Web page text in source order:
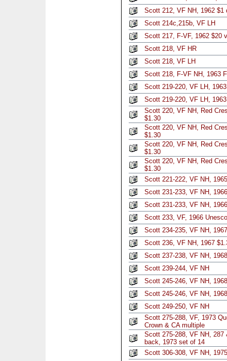
Scott 212, VF NH, 1962 $1
Scott 214c,215b, VF LH
Scott 217, F-VF, 1962 $20
Scott 218, VF HR
Scott 218, VF LH
Scott 218, F-VF NH, 1963
Scott 219-220, VF LH,
Scott 219-220, VF LH,
Scott 220, VF NH, Red
$1.30
Scott 220, VF NH, Red
$1.30
Scott 220, VF NH, Red
$1.30
Scott 220, VF NH, Red
$1.30
Scott 221-222, VF NH,
Scott 231-233, VF NH,
Scott 231-233, VF NH,
Scott 233, VF, 1966
Scott 234-235, VF NH,
Scott 236, VF NH, 1967
Scott 237-238, VF NH,
Scott 239-244, VF NH
Scott 245-246, VF NH,
Scott 245-246, VF NH,
Scott 249-250, VF NH
Scott 275-288, VF, 1973
Crown & CA multiple
Scott 275-288, VF NH, 287
back, 1973 set of 14
Scott 306-308, VF NH,